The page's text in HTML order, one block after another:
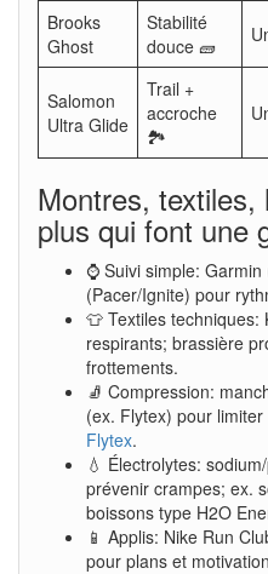
Brooks
Ghost
Stabilité
douce 🧱
Salomon
Ultra Glide
Trail +
accroche
🏞️
Montres,
plus qui font une
⌚ Suivi simple:
(Pacer/Ignite) pour
👕 Textiles techniques:
respirants; brassière
frottements.
🧦 Compression:
(ex. Flytex) pour
Flytex.
💧 Électrolytes:
prévenir crampes; ex.
boissons type H2O
📱 Applis: Nike Run
pour plans et